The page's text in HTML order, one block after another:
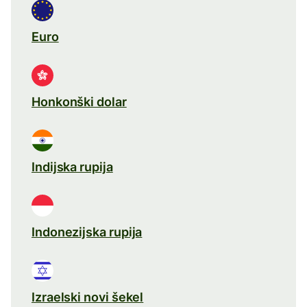
Euro
Honkonški dolar
Indijska rupija
Indonezijska rupija
Izraelski novi šekel